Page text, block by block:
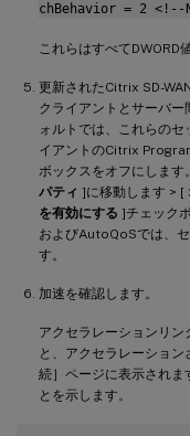
chBehavior = 2 <!--
これらはすべてDWORD
更新されたCitrix SD-
クライアントとサーバ
ォルトでは、これらのセ
イアントのCitrix
ボックスをオフにしま
パティ ]に移動します > [
を有効にする ]チェック
およびAutoQoSでは、
す。
加速を確認します。
アクセラレーションリ
と、アクセラレーショ
続］ページに表示されま
とを示します。